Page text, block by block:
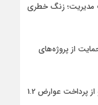
مدیریت؛ زنگ خطری
از پروژه‌های
معافیت 199 کالای اساسی کشاورزی و دارو از پرداخت عوارض 1.2